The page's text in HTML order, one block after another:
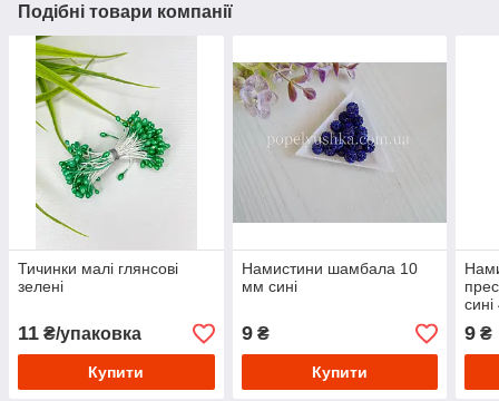
Подібні товари компанії
Тичинки малі глянсові
зелені
11 ₴/упаковка
Купити
Намистини шамбала 10
мм сині
9₴
Купити
9 ₴